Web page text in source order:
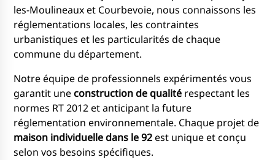
les-Moulineaux et Courbevoie, nous connaissons les
réglementations locales, les contraintes
urbanistiques et les particularités de chaque
commune du département.
Notre équipe de professionnels expérimentés vous
garantit uneconstruction de qualité respectant les
normes RT 2012 et anticipant la future
réglementation environnementale. Chaque projet de
maison individuelle dans le 92est unique et conçu
selon vos besoins spécifiques.